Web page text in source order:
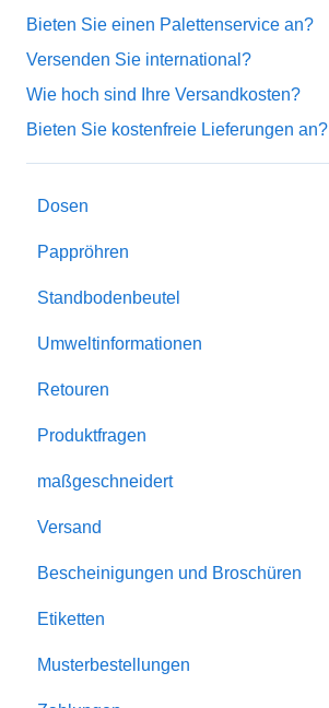
Bieten Sie einen Palettenservice an?
Versenden Sie international?
Wie hoch sind Ihre Versandkosten?
Bieten Sie kostenfreie Lieferungen an?
Dosen
Pappröhren
Standbodenbeutel
Umweltinformationen
Retouren
Produktfragen
maßgeschneidert
Versand
Bescheinigungen und Broschüren
Etiketten
Musterbestellungen